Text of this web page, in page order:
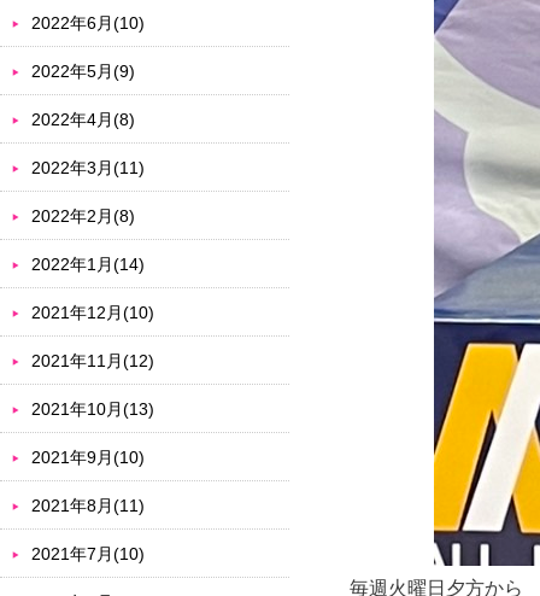
毎週火曜日夕方から
2022年6月(10)
2022年5月(9)
2022年4月(8)
2022年3月(11)
2022年2月(8)
2022年1月(14)
2021年12月(10)
2021年11月(12)
2021年10月(13)
2021年9月(10)
2021年8月(11)
2021年7月(10)